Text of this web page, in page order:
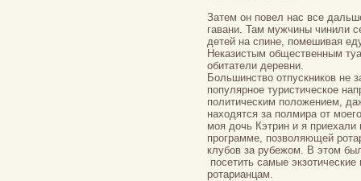
Затем он повел нас все
гавани. Там мужчины чинили
детей на спине, помешивая
Неказистым общественным
обитатели деревни.
Большинство отпускников не
популярное туристическое
политическим положением,
находятся за полмира от
моя дочь Кэтрин и я
программе, позволяющей
клубов за рубежом. В этом
посетить самые
ротарианцам.